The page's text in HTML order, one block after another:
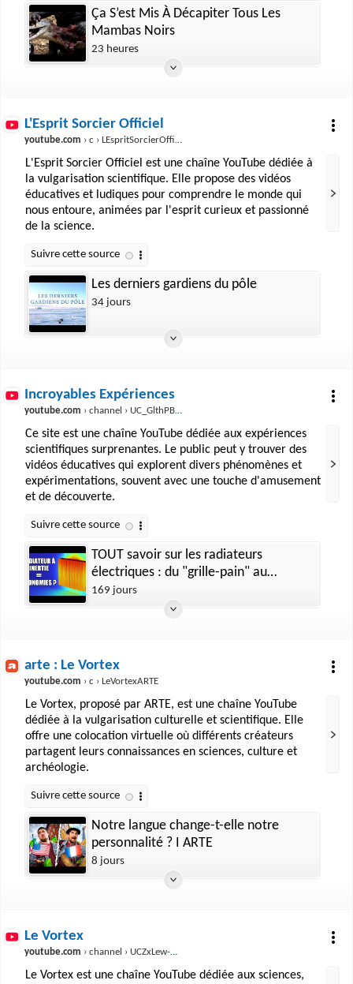
Ça S’est Mis À Décapiter Tous Les
Mambas Noirs
23 heures
L'Esprit Sorcier Officiel
youtube.com › c › LEspritSorcierOfficiel
L'Esprit Sorcier Officiel est une chaîne YouTube dédiée à
la vulgarisation scientifique. Elle propose des vidéos
éducatives et ludiques pour comprendre le monde qui
nous entoure, animées par l'esprit curieux et passionné
de la science.
Les derniers gardiens du pôle
34 jours
Incroyables Expériences
youtube.com › channel › UC_GlthPB9gzdxfkTTEIVxMA
Ce site est une chaîne YouTube dédiée aux expériences
scientifiques surprenantes. Le public peut y trouver des
vidéos éducatives qui explorent divers phénomènes et
expérimentations, souvent avec une touche d'amusement
et de découverte.
TOUT savoir sur les radiateurs
électriques : du "grille-pain" au
radiateur à inertie
169 jours
arte : Le Vortex
youtube.com › c › LeVortexARTE
Le Vortex, proposé par ARTE, est une chaîne YouTube
dédiée à la vulgarisation culturelle et scientifique. Elle
offre une colocation virtuelle où différents créateurs
partagent leurs connaissances en sciences, culture et
archéologie.
Notre langue change-t-elle notre
personnalité ? I ARTE
8 jours
Le Vortex
youtube.com › channel › UCZxLew-WXWm5dhRZBgEFl-Q
Le Vortex est une chaîne YouTube dédiée aux sciences,